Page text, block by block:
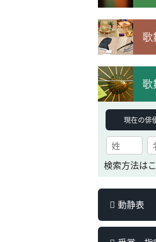
歌
歌
現在の俳
検索方法は
動静表